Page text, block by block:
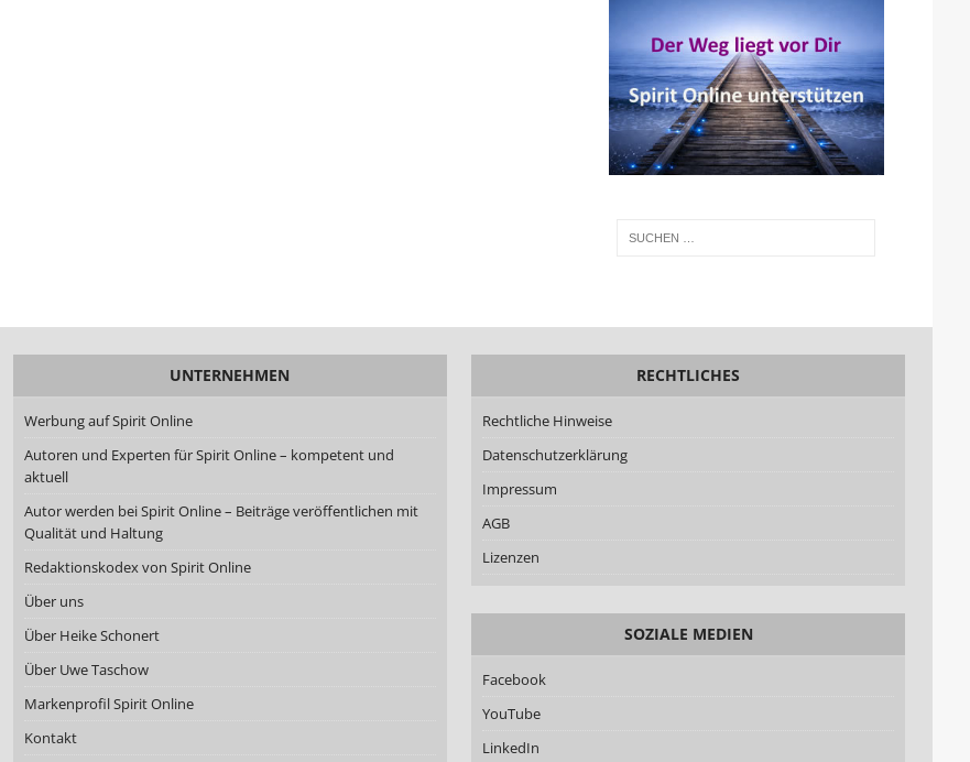
UNTERNEHMEN
Werbung auf Spirit Online
Autoren und Experten für Spirit Online – kompetent und
aktuell
Autor werden bei Spirit Online – Beiträge veröffentlichen mit
Qualität und Haltung
Redaktionskodex von Spirit Online
Über uns
Über Heike Schonert
Über Uwe Taschow
Markenprofil Spirit Online
Kontakt
RECHTLICHES
Rechtliche Hinweise
Datenschutzerklärung
Impressum
AGB
Lizenzen
SOZIALE MEDIEN
Facebook
YouTube
LinkedIn